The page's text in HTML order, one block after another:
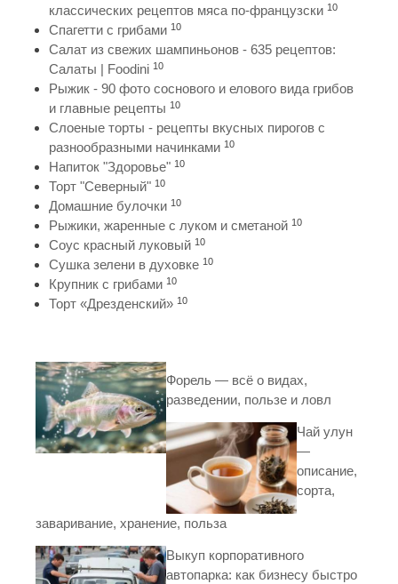
классических рецептов мяса по-французски 10
Спагетти с грибами 10
Салат из свежих шампиньонов - 635 рецептов:
Салаты | Foodini 10
Рыжик - 90 фото соснового и елового вида грибов
и главные рецепты 10
Слоеные торты - рецепты вкусных пирогов с
разнообразными начинками 10
Напиток "Здоровье" 10
Торт "Северный" 10
Домашние булочки 10
Рыжики, жаренные с луком и сметаной 10
Соус красный луковый 10
Сушка зелени в духовке 10
Крупник с грибами 10
Торт «Дрезденский» 10
Форель — всё о видах,
разведении, пользе и ловл
Чай улун
—
описание,
сорта,
заваривание, хранение, польза
Выкуп корпоративного
автопарка: как бизнесу быстро